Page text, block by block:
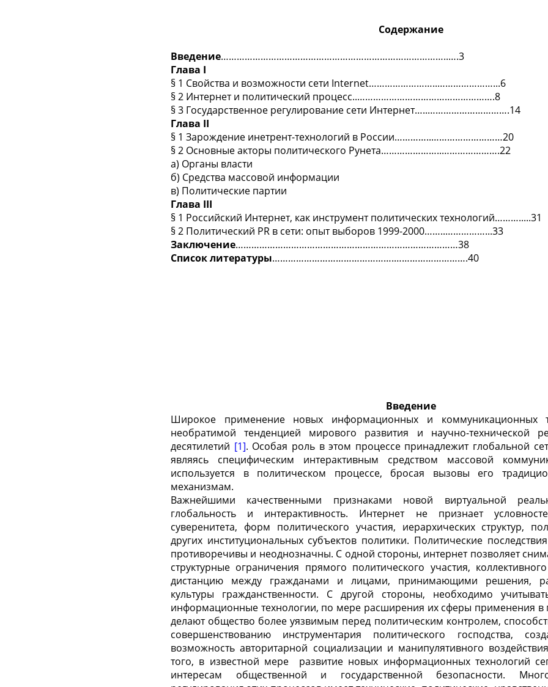
Содержание
Введение…………………………………………………………………………..….3
Глава I
§ 1 Свойства и возможности сети Internet……………………..…………………...6
§ 2 Интернет и политический процесс..…………………………………………….8
§ 3 Государственное регулирование сети Интернет…..………………………….14
Глава II
§ 1 Зарождение инетрент-технологий в России…………..………………………20
§ 2 Основные акторы политического Рунета…………………..………………….22
а) Органы власти
б) Средства массовой информации
в) Политические партии
Глава III
§ 1 Российский Интернет, как инструмент политических технологий……….....31
§ 2 Политический PR в сети: опыт выборов 1999-2000……..……………...33
Заключение…………………………………………………………………………38
Список литературы……………………………………….……………………….40
Введение
Широкое применение новых информационных и коммуникационных
необратимой тенденцией мирового развития и научно-технической
десятилетий [1]. Особая роль в этом процессе принадлежит глобальной
являясь специфическим интерактивным средством массовой
используется в политическом процессе, бросая вызовы его
механизмам.
Важнейшими качественными признаками новой виртуальной
глобальность и интерактивность. Интернет не признает
суверенитета, форм политического участия, иерархических структур,
других институциональных субъектов политики. Политические
противоречивы и неоднозначны. С одной стороны, интернет позволяет
структурные ограничения прямого политического участия,
дистанцию между гражданами и лицами, принимающими решения,
культуры гражданственности. С другой стороны, необходимо
информационные технологии, по мере расширения их сферы применения в
делают общество более уязвимым перед политическим контролем,
совершенствованию инструментария политического господства,
возможность авторитарной социализации и манипулятивного
того, в известной мере развитие новых информационных технологий
интересам общественной и государственной безопасности.